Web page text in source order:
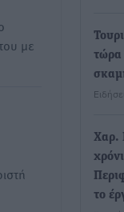
με
τώρα
Χαρ.
το